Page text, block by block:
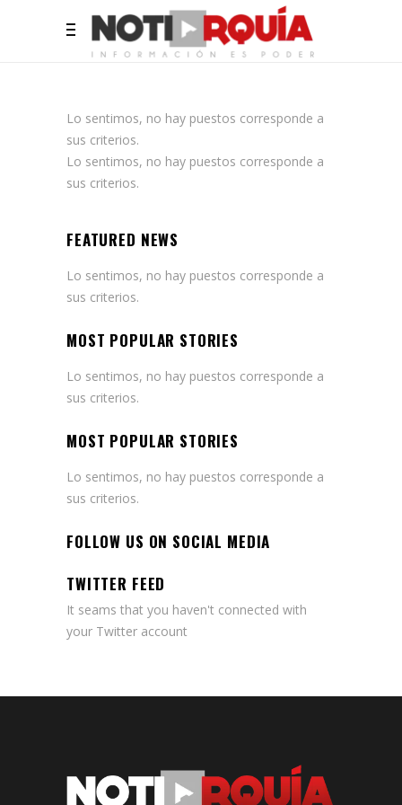
Lo sentimos, no hay puestos corresponde a
sus criterios.
Lo sentimos, no hay puestos corresponde a
sus criterios.
FEATURED NEWS
Lo sentimos, no hay puestos corresponde a
sus criterios.
MOST POPULAR STORIES
Lo sentimos, no hay puestos corresponde a
sus criterios.
MOST POPULAR STORIES
Lo sentimos, no hay puestos corresponde a
sus criterios.
FOLLOW US ON SOCIAL MEDIA
TWITTER FEED
It seams that you haven't connected with
your Twitter account